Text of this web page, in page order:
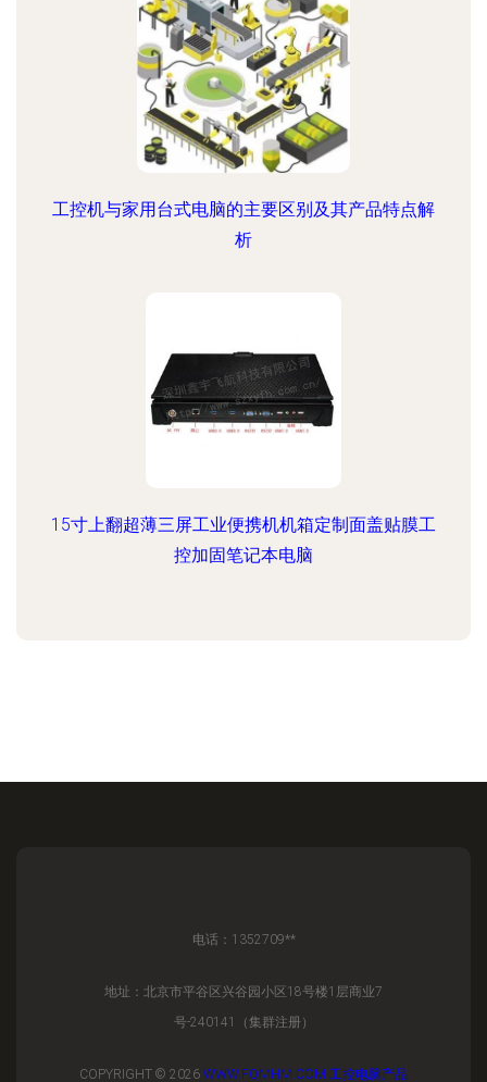
工控机与家用台式电脑的主要区别及其产品特点解
析
15寸上翻超薄三屏工业便携机机箱定制面盖贴膜工
控加固笔记本电脑
电话：1352709**
地址：北京市平谷区兴谷园小区18号楼1层商业7
号-240141（集群注册）
COPYRIGHT © 2026 WWW.FQMHM.COM 工控电脑产品